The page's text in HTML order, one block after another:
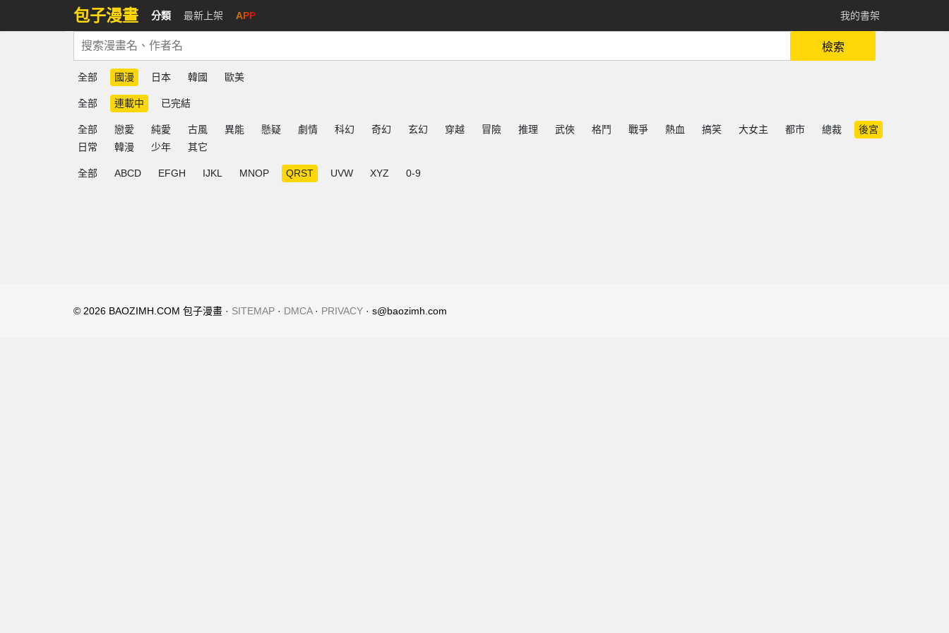
包子漫畫 分類 最新上架 APP 我的書架
檢索
全部 國漫 日本 韓國 歐美
全部 連載中 已完結
全部 戀愛 純愛 古風 異能 懸疑 劇情 科幻 奇幻 玄幻 穿越 冒險 推理 武俠 格鬥 戰爭 熱血 搞笑 大女主 都市 總裁
後宮
日常
韓漫 少年 其它
全部 ABCD EFGH IJKL MNOP QRST UVW XYZ 0-9
© 2026 BAOZIMH.COM 包子漫畫 · SITEMAP · DMCA· PRIVACY · s@baozimh.com